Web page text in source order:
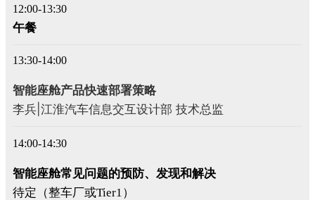
12:00-13:30
午餐
13:30-14:00
智能座舱产品快速部署策略
李兵|江淮汽车信息交互设计部 技术总监
14:00-14:30
智能座舱常见问题的预防、发现和解决
待定（整车厂或Tier1）